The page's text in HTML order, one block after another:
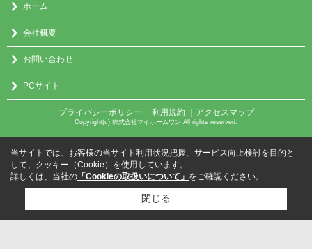
ホーム
会社概要
お問い合わせ
PCサイト
プライバシーポリシー ｜ 利用規約 ｜アクセスマップ
Copyright(c) 株式会社マイホームワン All rights reserved.
当サイトでは、お客様の当サイト利用状況把握、サービス向上検討を目的と
して、クッキー（Cookie）を使用しています。
詳しくは、当社の 「Cookieの取扱いについて」 をご確認ください。
閉じる